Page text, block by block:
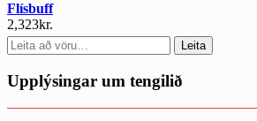
Flísbuff
2,323kr.
Search
for:
Leita
Upplýsingar um tengilið